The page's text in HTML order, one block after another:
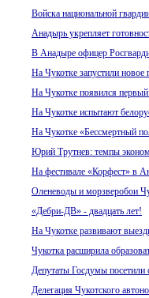
Войска национальной
Анадырь укрепляет
В Анадыре офицер
На Чукотке запустили новое
На Чукотке появился первый
На Чукотке испытают
На Чукотке «Бессмертный
Юрий Трутнев: темпы
На фестивале «Корфест» в
Оленеводы и морзверобои
«Дебри-ДВ» - двадцать лет!
На Чукотке развивают
Чукотка расширила
Депутаты Госдумы посетили
Делегация Чукотского